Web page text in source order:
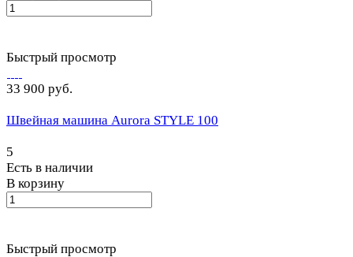
Быстрый просмотр
33 900 руб.
Швейная машина Aurora STYLE 100
5
Есть в наличии
В корзину
Быстрый просмотр